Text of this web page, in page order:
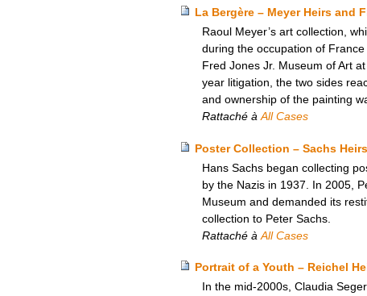
La Bergère – Meyer Heirs and
Raoul Meyer’s art collection,
during the occupation of
Fred Jones Jr. Museum of Art
year litigation, the two sides
and ownership of the painting
Rattaché à All Cases
Poster Collection – Sachs
Hans Sachs began collecting
by the Nazis in 1937. In 2005,
Museum and demanded its
collection to Peter Sachs.
Rattaché à All Cases
Portrait of a Youth – Reichel
In the mid-2000s, Claudia